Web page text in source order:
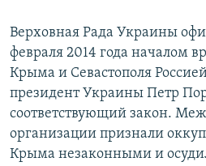
Верховная Рада Украины
февраля 2014 года началом
Крыма и Севастополя
президент Украины Петр
соответствующий закон.
организации признали
Крыма незаконными и